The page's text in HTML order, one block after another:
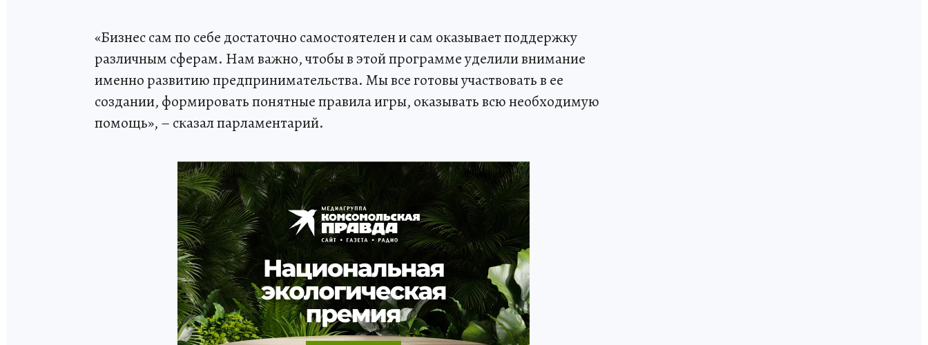
«Бизнес сам по себе достаточно самостоятелен и сам оказывает поддержку
различным сферам. Нам важно, чтобы в этой программе уделили внимание
именно развитию предпринимательства. Мы все готовы участвовать в ее
создании, формировать понятные правила игры, оказывать всю необходимую
помощь», – сказал парламентарий.